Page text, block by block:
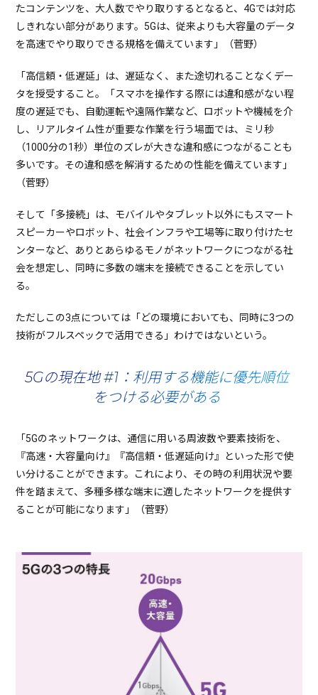
たコンテンツを、大人数でやり取りするとなると、4Gでは対応
しきれない部分があります。5Gは、従来よりも大容量のデータ
を高速でやり取りできる規格を備えています」（菅野）
「高信頼・低遅延」は、遅延なく、また途切れることなくデー
タを授受すること。「スマホを操作する際には違和感がない程
度の遅延でも、自動運転や遠隔作業など、ロボットや機械を介
し、リアルタイム性が重要な作業を行う場面では、ミリ秒
（1000分の1秒）単位のズレが大きな違和感につながることも
多いです。その違和感を解消するための性能を備えています」
（菅野）
そして「多接続」は、モバイルやタブレット以外にもスマート
スピーカーやロボット、社会インフラや工場等に取り付けたセ
ンターなど、ありとあらゆるモノがネットワークにつながる社
会を想定し、同時に多数の端末を接続できることを示してい
る。
ただしこの3点については「どの環境においても、同時に3つの
技術がフルスペックで活用できる」わけではないという。
5Gの現在地 #1：利用する機能に優先順位
をつける必要がある
「5Gのネットワークは、通信に用いる周波数や要素技術を、
『高速・大容量向け』『高信頼・低遅延向け』といった形で使
い分けることができます。これにより、その時の利用状況や要
件を踏まえて、多種多様な端末に適したネットワークを提供す
ることが可能になります」（菅野）